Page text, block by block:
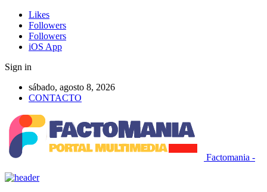
Likes
Followers
Followers
iOS App
Sign in
sábado, agosto 8, 2026
CONTACTO
Factomania -